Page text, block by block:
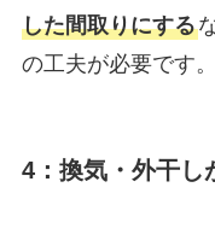
した間取りにする
の工夫が必要です。
4：換気・外干し